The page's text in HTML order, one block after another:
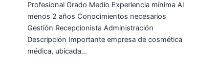
Profesional Grado Medio Experiencia mínima Al
menos 2 años Conocimientos necesarios
Gestión Recepcionista Administración
Descripción Importante empresa de cosmética
médica, ubicada…